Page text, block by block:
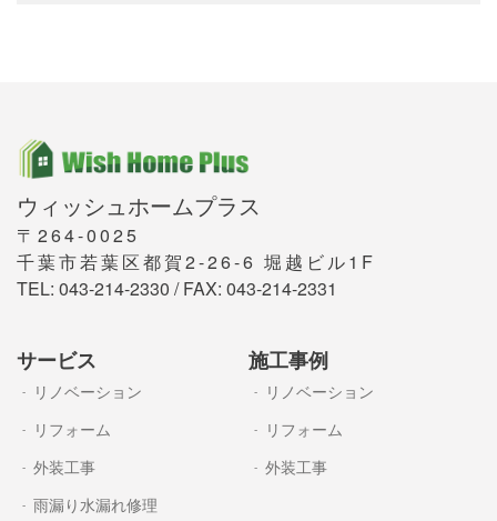
ウィッシュホームプラス
〒264-0025
千葉市若葉区都賀2-26-6 堀越ビル1F
TEL: 043-214-2330 / FAX: 043-214-2331
サービス
リノベーション
リフォーム
外装工事
雨漏り水漏れ修理
施工事例
リノベーション
リフォーム
外装工事